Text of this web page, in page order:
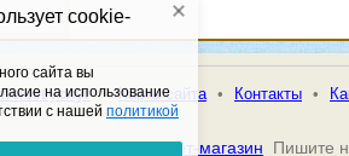
cookie-
сайта вы
на использование
с нашей политикой
услуг • Карта сайта • Контакты •
-Книжный интернет-магазин Пишите